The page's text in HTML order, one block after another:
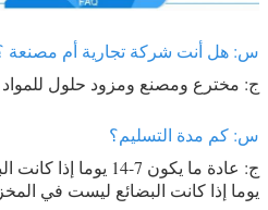
س: هل أنت شركة تجارية أم مصنعة
ج: مخترع ومصنع ومزود حلول للمواد
س: كم مدة التسليم؟
يوما إذا كانت البضائع ليست في